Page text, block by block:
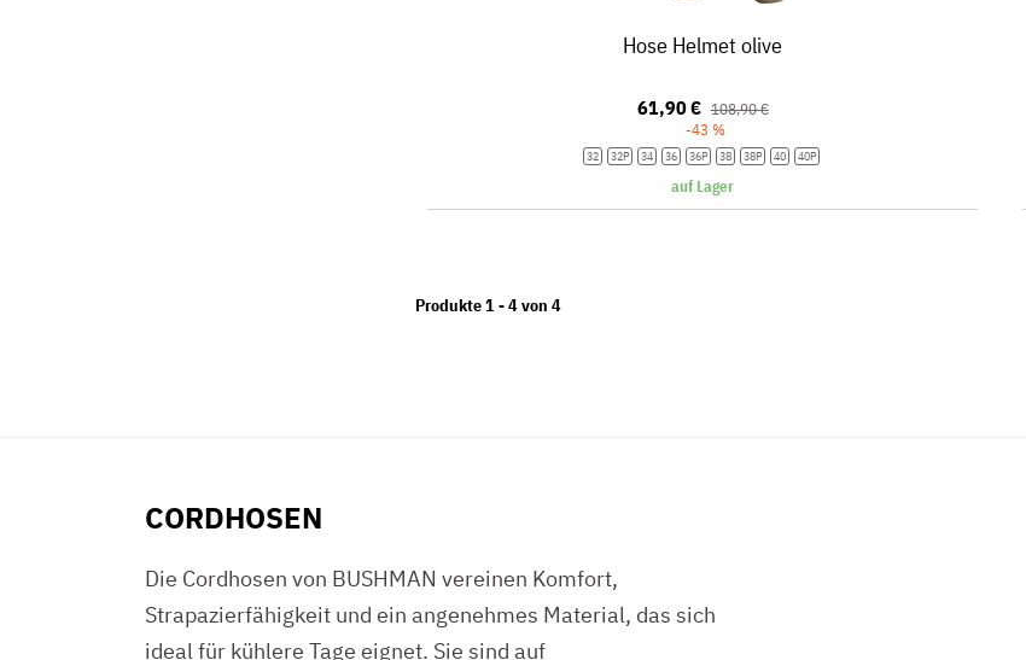
Hose Helmet olive
61,90 € 108,90 €
-43 %
32 32P 34 36 36P 38 38P 40 40P
auf Lager
Produkte 1 -4von 4
CORDHOSEN
Die Cordhosen von BUSHMAN vereinen Komfort,
Strapazierfähigkeit und ein angenehmes Material, das sich
ideal für kühlere Tage eignet. Sie sind auf